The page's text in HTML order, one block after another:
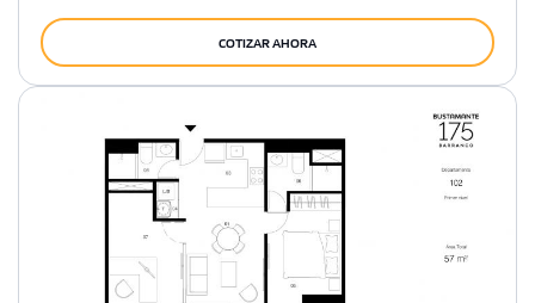
COTIZAR AHORA